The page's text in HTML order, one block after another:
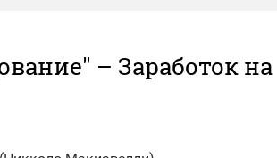
– Заработок на